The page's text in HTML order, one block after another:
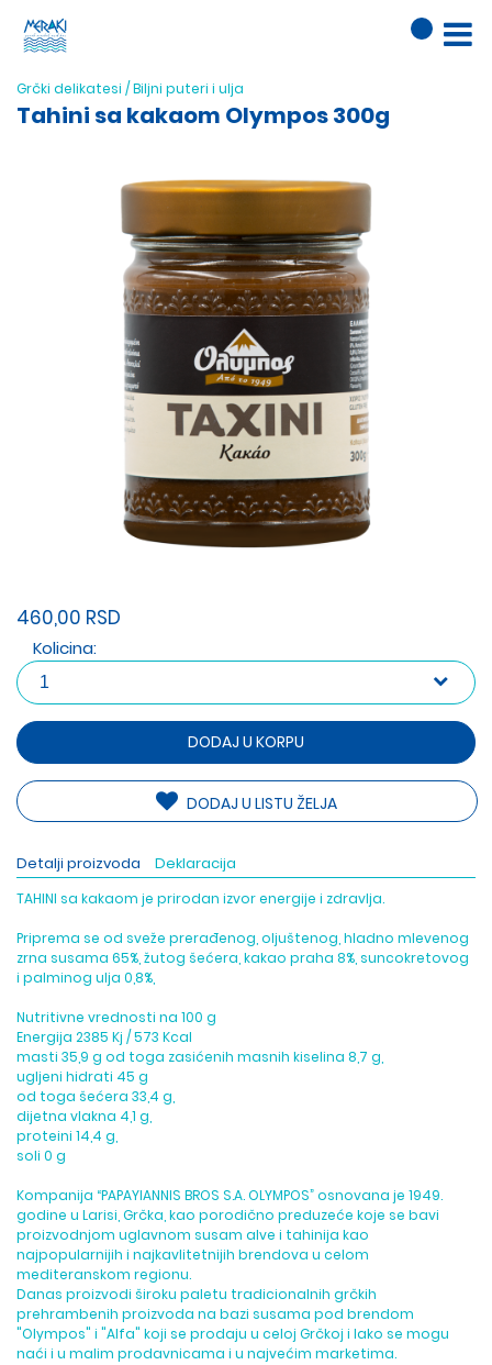
Grčki delikatesi /Biljni puteri i ulja
Tahini sa kakaom Olympos 300g
460,00 RSD
Kolicina:
DODAJ U KORPU
DODAJ U LISTU ŽELJA
Detalji proizvoda Deklaracija
TAHINI sa kakaom je prirodan izvor energije i zdravlja.
Priprema se od sveže prerađenog, oljuštenog, hladno mlevenog
zrna susama 65%, žutog šećera, kakao praha 8%, suncokretovog
i palminog ulja 0,8%,
Nutritivne vrednosti na 100 g
Energija 2385 Kj / 573 Kcal
masti 35,9 g od toga zasićenih masnih kiselina 8,7 g,
ugljeni hidrati 45 g
od toga šećera 33,4 g,
dijetna vlakna 4,1 g,
proteini 14,4 g,
soli 0 g
Kompanija “PAPAYIANNIS BROS S.A. OLYMPOS” osnovana je 1949.
godine u Larisi, Grčka, kao porodično preduzeće koje se bavi
proizvodnjom uglavnom susam alve i tahinija kao
najpopularnijih i najkavlitetnijih brendova u celom
mediteranskom regionu.
Danas proizvodi široku paletu tradicionalnih grčkih
prehrambenih proizvoda na bazi susama pod brendom
"Olympos" i "Alfa" koji se prodaju u celoj Grčkoj i lako se mogu
naći i u malim prodavnicama i u najvećim marketima.